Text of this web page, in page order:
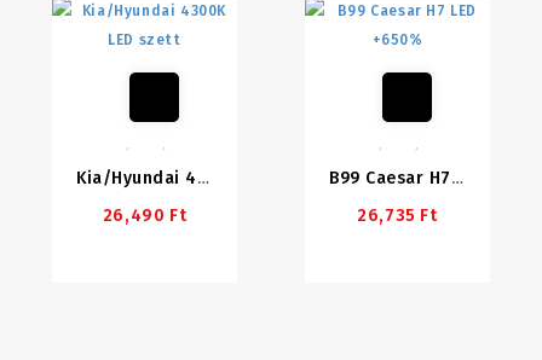
Kia/Hyundai 4300K LED Szett
26,490 Ft
B99 Caesar H7 LED +650%
26,735 Ft